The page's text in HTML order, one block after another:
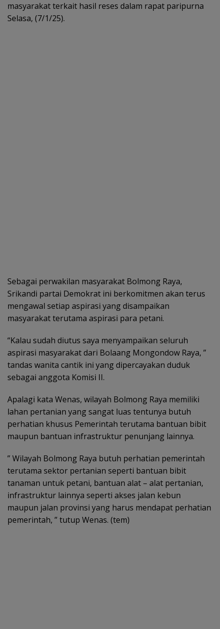
masyarakat terkait hasil reses dalam rapat paripurna
Selasa, (7/1/25).
Sebagai perwakilan masyarakat Bolmong Raya,
Srikandi partai Demokrat ini berkomitmen akan terus
mengawal setiap aspirasi yang disampaikan
masyarakat terutama aspirasi para petani.
“Kalau sudah diutus saya menyampaikan seluruh
aspirasi masyarakat dari Bolaang Mongondow Raya, ”
tandas wanita cantik ini yang dipercayakan duduk
sebagai anggota Komisi II.
Apalagi kata Wenas, wilayah Bolmong Raya memiliki
lahan pertanian yang sangat luas tentunya butuh
perhatian khusus Pemerintah terutama bantuan bibit
maupun bantuan infrastruktur penunjang lainnya.
” Wilayah Bolmong Raya butuh perhatian pemerintah
terutama sektor pertanian seperti bantuan bibit
tanaman untuk petani, bantuan alat – alat pertanian,
infrastruktur lainnya seperti akses jalan kebun
maupun jalan provinsi yang harus mendapat perhatian
pemerintah, ” tutup Wenas. (tem)